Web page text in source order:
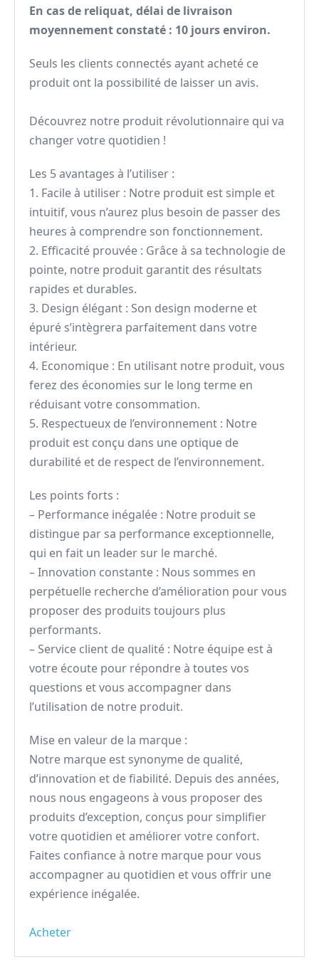
En cas de reliquat, délai de livraison
moyennement constaté : 10 jours environ.
Seuls les clients connectés ayant acheté ce
produit ont la possibilité de laisser un avis.
Découvrez notre produit révolutionnaire qui va
changer votre quotidien !
Les 5 avantages à l’utiliser :
1. Facile à utiliser : Notre produit est simple et
intuitif, vous n’aurez plus besoin de passer des
heures à comprendre son fonctionnement.
2. Efficacité prouvée : Grâce à sa technologie de
pointe, notre produit garantit des résultats
rapides et durables.
3. Design élégant : Son design moderne et
épuré s’intègrera parfaitement dans votre
intérieur.
4. Economique : En utilisant notre produit, vous
ferez des économies sur le long terme en
réduisant votre consommation.
5. Respectueux de l’environnement : Notre
produit est conçu dans une optique de
durabilité et de respect de l’environnement.
Les points forts :
– Performance inégalée : Notre produit se
distingue par sa performance exceptionnelle,
qui en fait un leader sur le marché.
– Innovation constante : Nous sommes en
perpétuelle recherche d’amélioration pour vous
proposer des produits toujours plus
performants.
– Service client de qualité : Notre équipe est à
votre écoute pour répondre à toutes vos
questions et vous accompagner dans
l’utilisation de notre produit.
Mise en valeur de la marque :
Notre marque est synonyme de qualité,
d’innovation et de fiabilité. Depuis des années,
nous nous engageons à vous proposer des
produits d’exception, conçus pour simplifier
votre quotidien et améliorer votre confort.
Faites confiance à notre marque pour vous
accompagner au quotidien et vous offrir une
expérience inégalée.
Acheter